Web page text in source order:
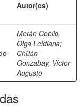
Autor(es)
Morán Coello,
Olga Leidiana;
Chillán
Gonzabay, Víctor
Augusto